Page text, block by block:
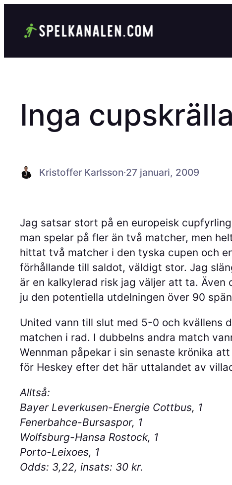
innehåll
Inga
Kristoffer Karlsson·27 januari, 2009
Jag satsar stort på en europeisk
man spelar på fler än två matcher, men
hittat två matcher i den tyska cupen och
förhållande till saldot, väldigt stor. Jag
är en kalkylerad risk jag väljer att ta.
ju den potentiella utdelningen över 90
United vann till slut med 5-0 och kvällens
matchen i rad. I dubbelns andra match
Wennman påpekar i sin senaste krönika
för Heskey efter det här uttalandet av
Alltså:
Bayer Leverkusen-Energie Cottbus, 1
Fenerbahce-Bursaspor, 1
Wolfsburg-Hansa Rostock, 1
Porto-Leixoes, 1
Odds: 3,22, insats: 30 kr.